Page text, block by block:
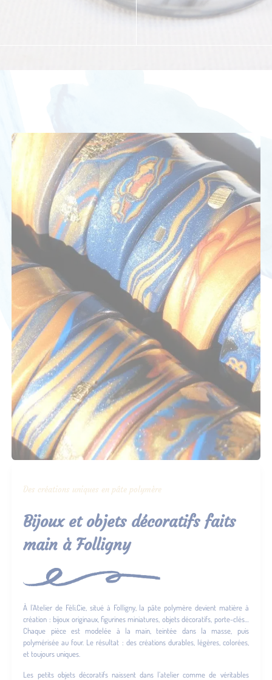
Des créations uniques en pâte polymère
Bijoux et objets décoratifs faits
main à Folligny
À l’Atelier de Féli.Cie, situé à Folligny, la pâte polymère devient matière à
création : bijoux originaux, figurines miniatures, objets décoratifs, porte-clés…
Chaque pièce est modelée à la main, teintée dans la masse, puis
polymérisée au four. Le résultat : des créations durables, légères, colorées,
et toujours uniques.
Les petits objets décoratifs naissent dans l’atelier comme de véritables